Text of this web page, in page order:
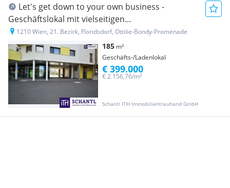
Let's get down to your own business -
Geschäftslokal mit vielseitigen
Nutzungsmöglichkeiten und großen
Schaufenstern
1210 Wien, 21. Bezirk, Floridsdorf, Ottilie-Bondy-Promenade
185 m²
Geschäfts-/Ladenlokal
Schantl ITH Immobilientreuhand GmbH
€ 2.156,76/m²
€ 399.000